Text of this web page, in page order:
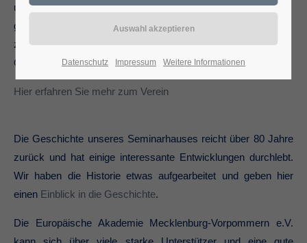
unseren freiheitlich-demokratischen Rechtsstaat in einem
gemeinsamen Europa beizutragen. Der Verein bekennt sich
zur freiheitlich-demokratischen Grundordnung sowie zu den
Grundsätzen einer weltoffenen und vielfältigen Gesellschaft.
Hier erfahren Sie mehr zum Verein
Die Geschichte unseres Seminarhauses reicht über 80 Jahre
zurück und hat einige interessante Entwicklungen durchlebt.
Wir haben die Historie etwas aufgearbeitet und geben hier
einen Einblick in die Geschichte.
Die Europäische Akademie Mecklenburg-Vorpommern e.V.
Datenschutz Impressum Weitere Informationen